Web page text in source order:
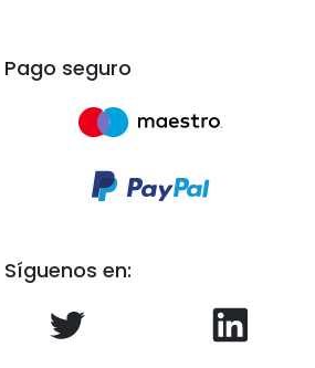
Pago seguro
Síguenos en: